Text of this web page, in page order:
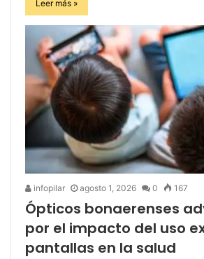
Leer más »
infopilar agosto 1, 2026 0 167
Ópticos bonaerenses
por el impacto del uso
pantallas en la salud